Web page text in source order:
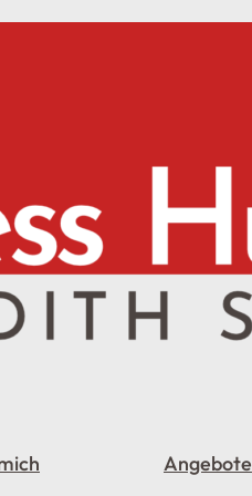
Angebote